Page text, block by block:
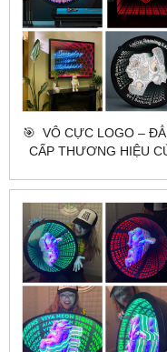
🎯 ​​​​​​​ VÔ CỰC LOGO –
CẤP THƯƠNG HIỆU